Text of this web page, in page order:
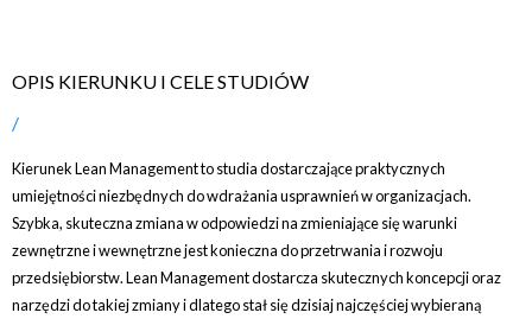
OPIS KIERUNKU I CELE STUDIÓW
Kierunek Lean Management to studia dostarczające praktycznych
umiejętności niezbędnych do wdrażania usprawnień w organizacjach.
Szybka, skuteczna zmiana w odpowiedzi na zmieniające się warunki
zewnętrzne i wewnętrzne jest konieczna do przetrwania i rozwoju
przedsiębiorstw. Lean Management dostarcza skutecznych koncepcji oraz
narzędzi do takiej zmiany i dlatego stał się dzisiaj najczęściej wybieraną